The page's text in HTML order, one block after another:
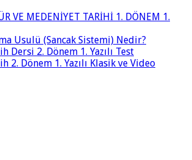
VE MEDENİYET TARİHİ 1. DÖNEM 1.
Usulü (Sancak Sistemi) Nedir?
Dersi 2. Dönem 1. Yazılı Test
2. Dönem 1. Yazılı Klasik ve Video